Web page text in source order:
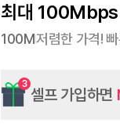
최대 100Mbps
100M저렴한 가격!
3
셀프 가입하면